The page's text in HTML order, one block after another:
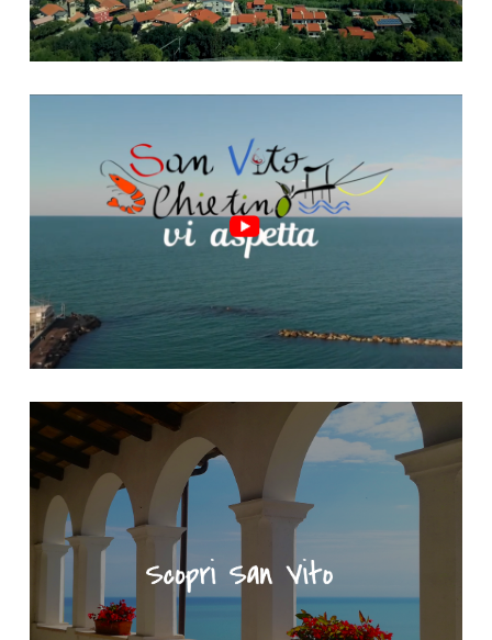
"Scopri San Vito" - Portale turistico del Comune di San Vito